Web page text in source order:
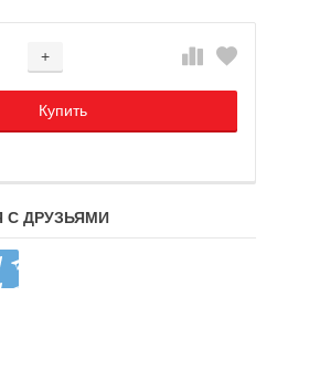
+
Добавляется...
Купить
Добавлен
С ДРУЗЬЯМИ